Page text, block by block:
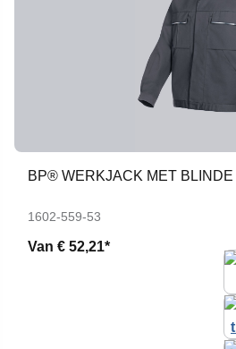
BP® WERKJACK MET BLINDE
1602-559-53
Van € 52,21*